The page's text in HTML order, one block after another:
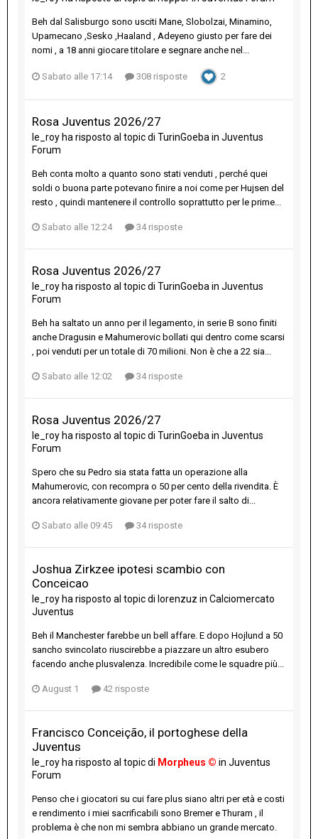
Beh dal Salisburgo sono usciti Mane, Slobolzai, Minamino,
Upamecano ,Sesko ,Haaland , Adeyeno giusto per fare dei
nomi , a 18 anni giocare titolare e segnare anche nel...
Sabato alle 17:14 308 risposte 2
Rosa Juventus 2026/27
le_roy ha risposto al topic di TurinGoeba in Juventus
Forum
Beh conta molto a quanto sono stati venduti , perché quei
soldi o buona parte potevano finire a noi come per Hujsen del
resto , quindi mantenere il controllo soprattutto per le prime...
Sabato alle 12:24 34 risposte
Rosa Juventus 2026/27
le_roy ha risposto al topic di TurinGoeba in Juventus
Forum
Beh ha saltato un anno per il legamento, in serie B sono finiti
anche Dragusin e Mahumerovic bollati qui dentro come scarsi
, poi venduti per un totale di 70 milioni. Non è che a 22 sia...
Sabato alle 12:02 34 risposte
Rosa Juventus 2026/27
le_roy ha risposto al topic di TurinGoeba in Juventus
Forum
Spero che su Pedro sia stata fatta un operazione alla
Mahumerovic, con recompra o 50 per cento della rivendita. È
ancora relativamente giovane per poter fare il salto di...
Sabato alle 09:45 34 risposte
Joshua Zirkzee ipotesi scambio con
Conceicao
le_roy ha risposto al topic di lorenzuz in Calciomercato
Juventus
Beh il Manchester farebbe un bell affare. E dopo Hojlund a 50
sancho svincolato riuscirebbe a piazzare un altro esubero
facendo anche plusvalenza. Incredibile come le squadre più...
August 1 42 risposte
Francisco Conceição, il portoghese della
Juventus
le_roy ha risposto al topic di Morpheus © in Juventus
Forum
Penso che i giocatori su cui fare plus siano altri per età e costi
e rendimento i miei sacrificabili sono Bremer e Thuram , il
problema è che non mi sembra abbiano un grande mercato.